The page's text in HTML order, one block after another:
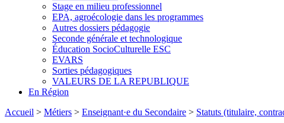
Stage en milieu professionnel
EPA, agroécologie dans les programmes
Autres dossiers pédagogie
Seconde générale et technologique
Éducation SocioCulturelle ESC
EVARS
Sorties pédagogiques
VALEURS DE LA REPUBLIQUE
En Région
Accueil > Métiers > Enseignant·e du Secondaire > Statuts (titulaire,